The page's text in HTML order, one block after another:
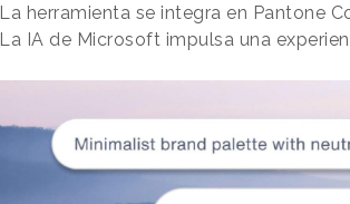
La herramienta se integra en Pantone
La IA de Microsoft impulsa una